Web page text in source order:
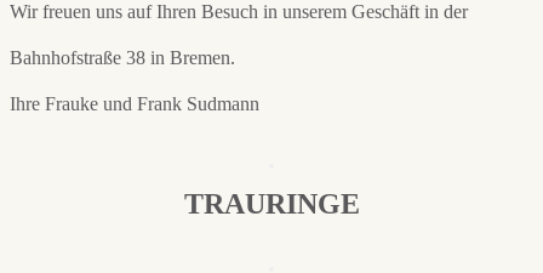
Wir freuen uns auf Ihren Besuch in unserem Geschäft in der
Bahnhofstraße 38 in Bremen.
Ihre Frauke und Frank Sudmann
TRAURINGE